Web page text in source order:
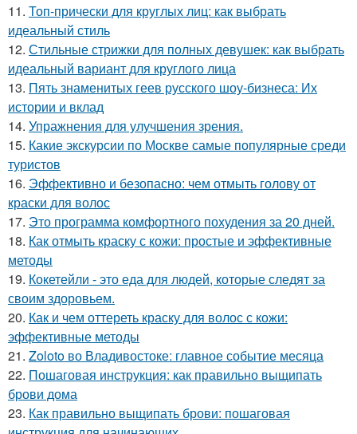
11. Топ-прически для круглых лиц: как выбрать
идеальный стиль
12. Стильные стрижки для полных девушек: как выбрать
идеальный вариант для круглого лица
13. Пять знаменитых геев русского шоу-бизнеса: Их
истории и вклад
14. Упражнения для улучшения зрения.
15. Какие экскурсии по Москве самые популярные среди
туристов
16. Эффективно и безопасно: чем отмыть голову от
краски для волос
17. Это программа комфортного похудения за 20 дней.
18. Как отмыть краску с кожи: простые и эффективные
методы
19. Кокетейли - это еда для людей, которые следят за
своим здоровьем.
20. Как и чем оттереть краску для волос с кожи:
эффективные методы
21. Zoloto во Владивостоке: главное событие месяца
22. Пошаговая инструкция: как правильно выщипать
брови дома
23. Как правильно выщипать брови: пошаговая